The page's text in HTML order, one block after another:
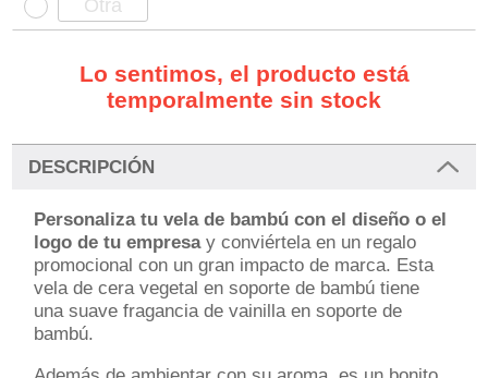
Lo sentimos, el producto está
temporalmente sin stock
DESCRIPCIÓN
Personaliza tu vela de bambú con el diseño o el
logo de tu empresay conviértela en un regalo
promocional con un gran impacto de marca. Esta
vela de cera vegetal en soporte de bambú tiene
una suave fragancia de vainilla en soporte de
bambú.